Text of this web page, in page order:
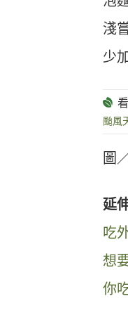
淺
少
颱風
圖
延
吃
想
你